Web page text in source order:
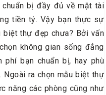
bị đầy đủ về mặt tài
tiền tỷ. Vậy bạn thực sự
thự đẹp chưa? Bởi vấn
không gian sống đẳng
phí bạn chuẩn bị, hay phù
ra chọn mẫu biệt thự
năng các phòng cũng như